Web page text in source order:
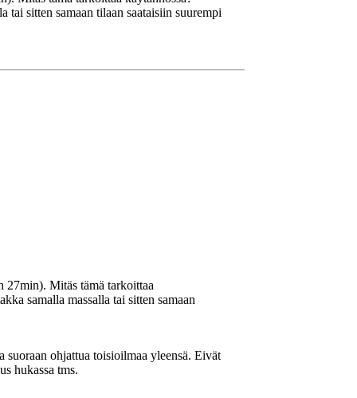
tai sitten samaan tilaan saataisiin suurempi
Mitäs tämä tarkoittaa
samalla massalla tai sitten samaan
ohjattua toisioilmaa yleensä. Eivät
hukassa tms.